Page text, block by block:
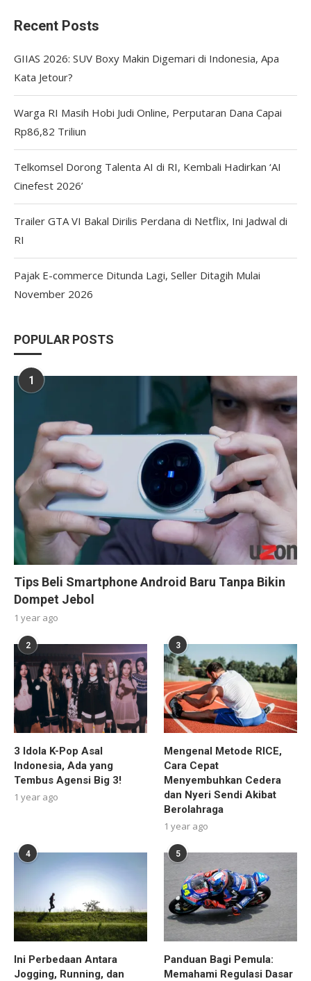
Recent Posts
GIIAS 2026: SUV Boxy Makin Digemari di Indonesia, Apa
Kata Jetour?
Warga RI Masih Hobi Judi Online, Perputaran Dana Capai
Rp86,82 Triliun
Telkomsel Dorong Talenta AI di RI, Kembali Hadirkan ‘AI
Cinefest 2026’
Trailer GTA VI Bakal Dirilis Perdana di Netflix, Ini Jadwal di
RI
Pajak E-commerce Ditunda Lagi, Seller Ditagih Mulai
November 2026
POPULAR POSTS
1
Tips Beli Smartphone Android Baru Tanpa Bikin
Dompet Jebol
1 year ago
2
3 Idola K-Pop Asal
Indonesia, Ada yang
Tembus Agensi Big 3!
1 year ago
3
Mengenal Metode RICE,
Cara Cepat
Menyembuhkan Cedera
dan Nyeri Sendi Akibat
Berolahraga
1 year ago
4
Ini Perbedaan Antara
Jogging, Running, dan
5
Panduan Bagi Pemula:
Memahami Regulasi Dasar